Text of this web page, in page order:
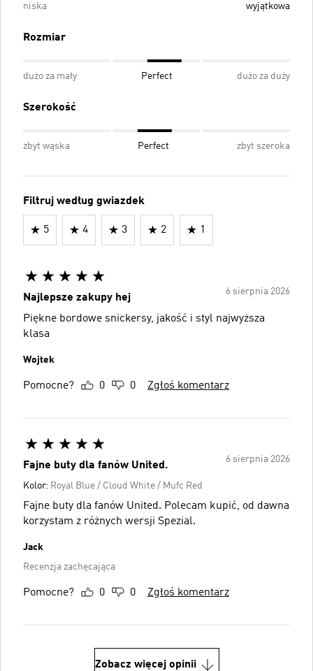
niska wyjątkowa
Rozmiar
dużo za mały Perfect dużo za duży
Szerokość
zbyt wąska Perfect zbyt szeroka
Filtruj według gwiazdek
5 4 3 2 1
6 sierpnia 2026
Najlepsze zakupy hej
Piękne bordowe snickersy, jakość i styl najwyższa
klasa
Wojtek
Pomocne? 0 0 Zgłoś komentarz
6 sierpnia 2026
Fajne buty dla fanów United.
Kolor: Royal Blue / Cloud White / Mufc Red
Fajne buty dla fanów United. Polecam kupić, od dawna
korzystam z różnych wersji Spezial.
Jack
Recenzja zachęcająca
Pomocne? 0 0 Zgłoś komentarz
Zobacz więcej opinii